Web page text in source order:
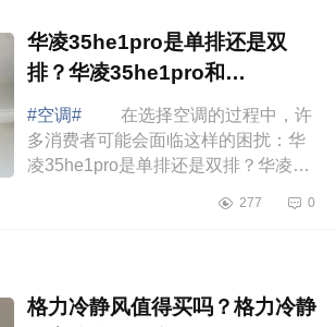
华凌35he1pro是单排还是双
排？华凌35he1pro和
n8he1pro区别
#空调#
在选择空调的过程中，许
多消费者可能会面临这样的困扰：华
凌35he1pro是单排还是双排？华凌
35he1pro和n8he1pro区别 华凌
277 0
格力冷静风值得买吗？格力冷静